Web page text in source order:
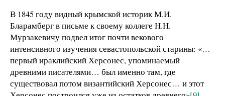
В 1845 году видный крымской историк М.И.
Бларамберг в письме к своему коллеге Н.Н.
Мурзакевичу подвел итог почти векового
интенсивного изучения севастопольской старины: «…
первый ираклийский Херсонес, упоминаемый
древними писателями… был именно там, где
существовал потом византийский Херсонес… и этот